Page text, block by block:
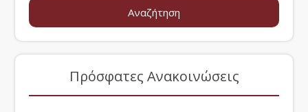
Πρόσφατες Ανακοινώσεις